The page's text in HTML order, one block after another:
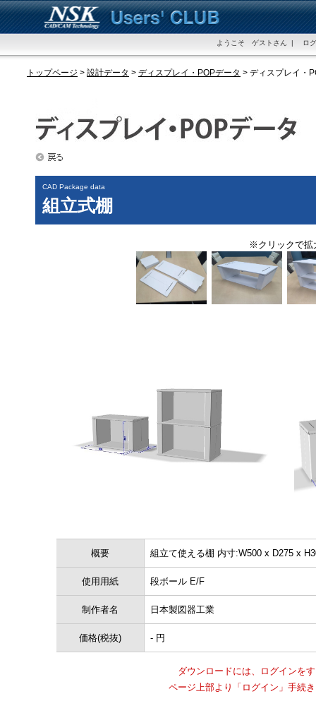
ようこそ ゲストさん | ロ
トップページ > 設計データ > ディスプレイ・POPデータ > ディスプレイ・
CAD Package data
組立式棚
※クリックで拡
概要 組立て使える棚 内寸:W500 x D275 x
使用用紙 段ボール E/F
制作者名 日本製図器工業
価格(税抜) - 円
ダウンロードには、ログインを
ページ上部より「ログイン」手続